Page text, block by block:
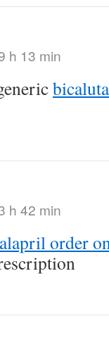
h 13 min
h 42 min
order